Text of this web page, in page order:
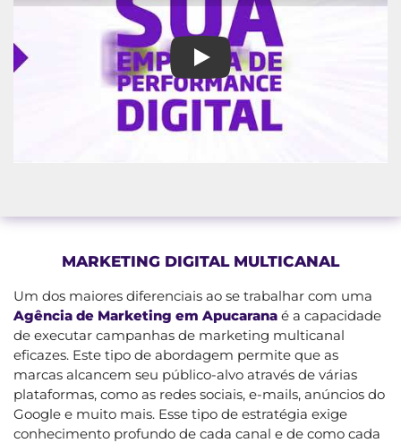
Agência de Marketing em
MARKETING DIGITAL MULTICANAL
Um dos maiores diferenciais ao se trabalhar com uma
Agência de Marketing em Apucarana é a capacidade
de executar campanhas de marketing multicanal
eficazes. Este tipo de abordagem permite que as
marcas alcancem seu público-alvo através de várias
plataformas, como as redes sociais, e-mails, anúncios do
Google e muito mais. Esse tipo de estratégia exige
conhecimento profundo de cada canal e de como cada